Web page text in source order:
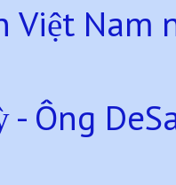
Việt Nam
- Ông